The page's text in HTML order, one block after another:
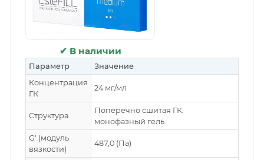
✔ В наличии
Параметр
Значение
Концентрация
ГК
24 мг/мл
Структура
Поперечно сшитая ГК,
монофазный гель
G′ (модуль
вязкости)
487,0 (Па)